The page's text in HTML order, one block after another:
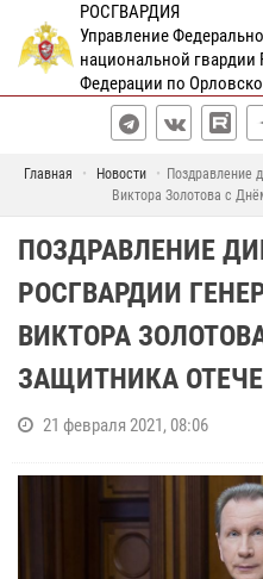
РОСГВАРДИЯ
Управление
национальной гвардии
Федерации по
Главная Новости
Поздравление
Виктора Золотова с
ПОЗДРАВЛЕНИЕ
РОСГВАРДИИ
ВИКТОРА
ЗАЩИТНИКА
21 февраля 2021, 08:06